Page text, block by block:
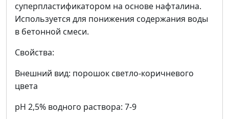
суперпластификатором на основе нафталина.
Используется для понижения содержания воды
в бетонной смеси.
Свойства:
Внешний вид: порошок светло-коричневого
цвета
рН 2,5% водного раствора: 7-9